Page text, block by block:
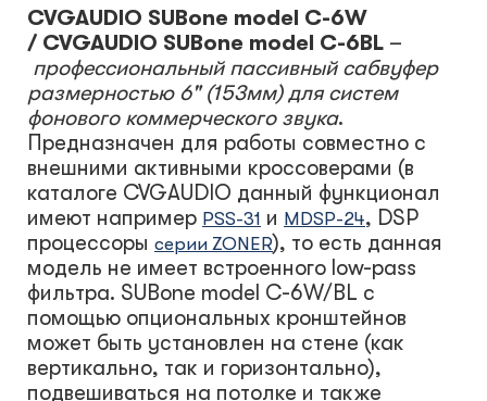
CVGAUDIO SUBone model C-6W
/ CVGAUDIO SUBone model C-6BL –
профессиональный пассивный сабвуфер
размерностью 6" (153мм) для систем
фонового коммерческого звука.
Предназначен для работы совместно с
внешними активными кроссоверами (в
каталоге CVGAUDIO данный функционал
имеют например PSS-31 и MDSP-24, DSP
процессоры серии ZONER), то есть данная
модель не имеет встроенного low-pass
фильтра. SUBone model C-6W/BL с
помощью опциональных кронштейнов
может быть установлен на стене (как
вертикально, так и горизонтально),
подвешиваться на потолке и также